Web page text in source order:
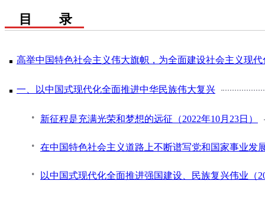
目 录
高举中国特色社会主义伟大旗帜，为全面建设社会主义现
一、以中国式现代化全面推进中华民族伟大复兴
新征程是充满光荣和梦想的远征（2022年10月23日）
在中国特色社会主义道路上不断谱写党和国家事业发
以中国式现代化全面推进强国建设、民族复兴伟业（